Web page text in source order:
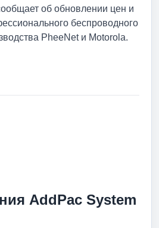
об обновлении цен и
беспроводного
PheeNet и Motorola.
AddPac System